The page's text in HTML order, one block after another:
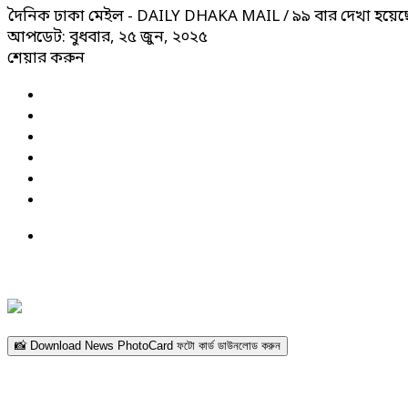
দৈনিক ঢাকা মেইল - DAILY DHAKA MAIL/ ৯৯ বার দেখা
আপডেট: বুধবার, ২৫ জুন, ২০২৫
শেয়ার করুন
📸 Download News PhotoCard ফটো কার্ড ডাউনলোড করুন